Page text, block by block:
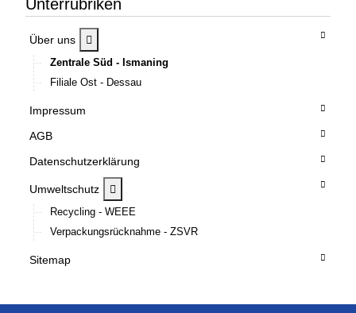
Unterrubriken
Über uns
Zentrale Süd - Ismaning
Filiale Ost - Dessau
Impressum
AGB
Datenschutzerklärung
Umweltschutz MOD_MENU_TOGGLE_SUBMENU_LABEL
Recycling - WEEE
Verpackungsrücknahme - ZSVR
Sitemap